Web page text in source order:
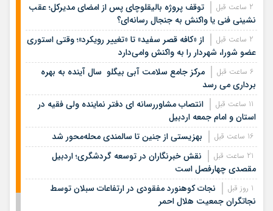
توقف پروژه بالیقلوچای پس از امضای مدیرکل؛ عقب
نشینی فنی یا واکنش به جنجال رسانه‌ای؟
از «کافه قصر سفید» تا «تغییر رویکرد»؛ وقتی استوری
عضو شورا، شهردار را به واکنش وامی‌دارد
مرکز جامع سلامت آبی بیگلو سال آینده به بهره
برداری می رسد
انتصاب مشاوررسانه ای دفتر نماینده ولی فقیه در
استان و امام جمعه اردبیل
بهزیستی از جنین تا سالمندی محله‌محور شد
نقش خبرنگاران در توسعه گردشگری؛ اردبیل
مقصدی چهارفصل است
نجات کوهنورد مفقودی در ارتفاعات سبلان توسط
نجاتگران جمعیت هلال احمر